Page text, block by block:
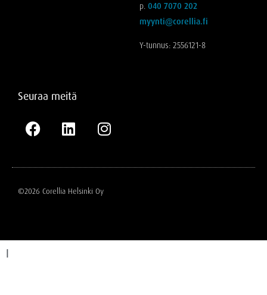
p. 040 7070 202
myynti@corellia.fi
Y-tunnus: 2556121-8
Seuraa meitä
©2026 Corellia Helsinki Oy
I